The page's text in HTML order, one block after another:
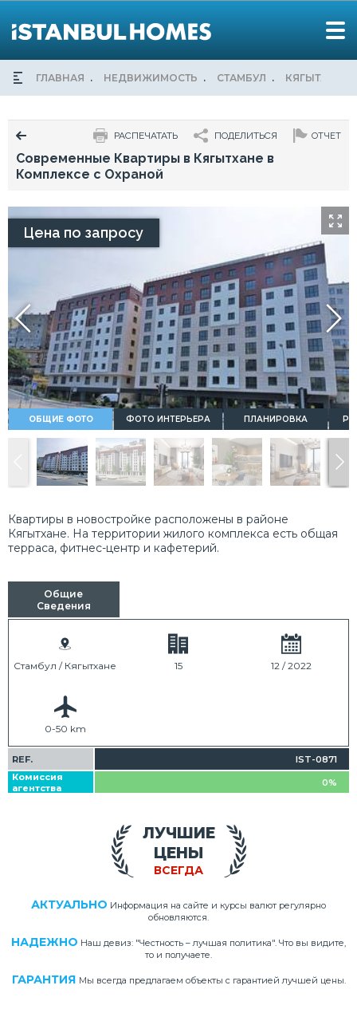
ГЛАВНАЯ НЕДВИЖИМОСТЬ СТАМБУЛ КЯГЫТХАНЕ
ОТЧЕТ
ПОДЕЛИТЬСЯ
РАСПЕЧАТАТЬ
Современные Квартиры в Кягытхане в
Комплексе с Охраной
Цена по запросу
ОБЩИЕ ФОТО ФОТО ИНТЕРЬЕРА ПЛАНИРОВКА
Квартиры в новостройке расположены в районе
Кягытхане. На территории жилого комплекса есть общая
терраса, фитнес-центр и кафетерий.
Общие
Сведения
Стамбул / Кягытхане 15 12 / 2022
0-50 km
REF.
IST-0871
Комиссия
агентства
0%
ВСЕГДА
ЛУЧШИЕ
ЦЕНЫ
АКТУАЛЬНО Информация на сайте и курсы валют регулярно
обновляются.
НАДЕЖНО Наш девиз: "Честность – лучшая политика". Что вы видите,
то и получаете.
ГАРАНТИЯ Мы всегда предлагаем объекты с гарантией лучшей цены.